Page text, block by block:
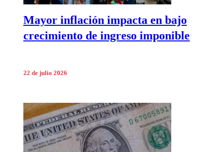
Mayor inflación impacta en bajo
crecimiento de ingreso imponible
22 de julio 2026